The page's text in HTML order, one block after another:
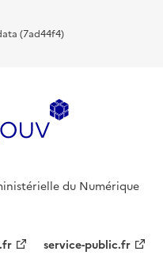
(7ad44f4)
du Numérique
service-public.fr